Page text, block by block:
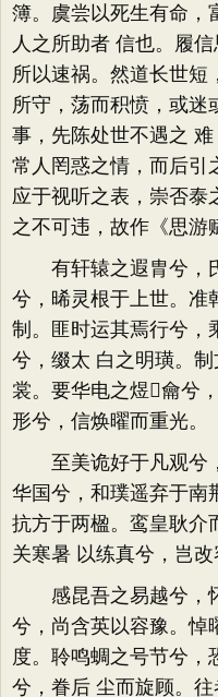
簿。虞尝以死生有命，
人之所助者 信也。履
所以速祸。然道长世短
所守，荡而积愤，或迷
事，先陈处世不遇之
常人罔惑之情，而后引
应于视听之表，崇否泰
之不可违，故作《思游
有轩辕之遐胄兮，
兮，晞灵根于上世。准
制。匪时运其焉行兮，
兮，缀太 白之明璜。
裳。要华电之煜龠兮
形兮，信焕曜而重光。
至美诡好于凡观兮
华国兮，和璞遥弃于南
抗方于两楹。鸾皇耿介
关寒暑 以练真兮，岂改
感昆吾之易越兮，
兮，尚含英以容豫。悼
度。聆鸣蜩之号节兮，
兮，眷后 尘而旋顾。